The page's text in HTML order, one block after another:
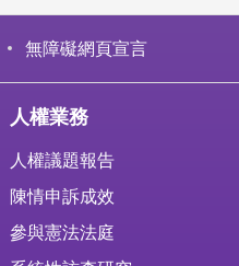
無障礙網頁宣言
人權業務
人權議題報告
陳情申訴成效
參與憲法法庭